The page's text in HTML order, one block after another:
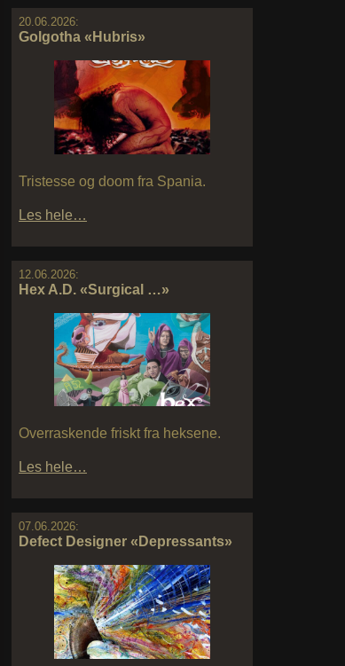
20.06.2026:
Golgotha «Hubris»
Tristesse og doom fra Spania.
Les hele…
12.06.2026:
Hex A.D. «Surgical …»
Overraskende friskt fra heksene.
Les hele…
07.06.2026:
Defect Designer «Depressants»